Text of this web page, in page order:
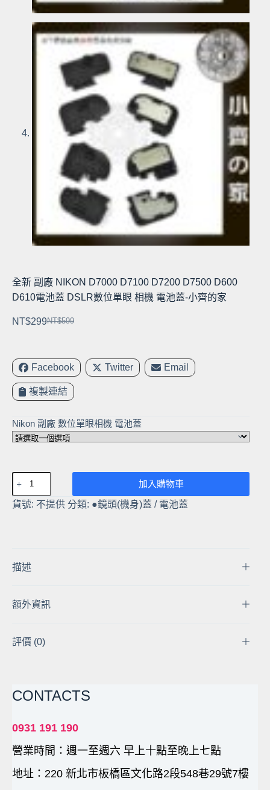
全新 副廠 NIKON D7000 D7100 D7200 D7500 D600
D610電池蓋 DSLR數位單眼 相機 電池蓋-小齊的家
NT$599
原
價
格：
NT$599。
NT$299
目
價
格：
NT$299。
Facebook Twitter Email
複製連結
Nikon 副廠 數位單眼相機 電池蓋
新
副
D7100
D600
電
數
單
相
機
加入購物車
貨號: 不提供 分類: ●鏡頭(機身)蓋 / 電池蓋
描述
額外資訊
評價 (0)
CONTACTS
0931 191 190
營業時間：週一至週六 早上十點至晚上七點
地址：220 新北市板橋區文化路2段548巷29號7樓